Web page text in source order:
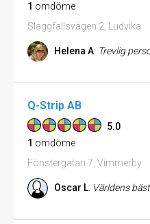
1 omdöme
Slaggfallsvägen 2, Ludvika
Helena A: Trevlig
Q-Strip AB
5.0
1 omdöme
Fönstergatan 7, Vimmerby
Oscar L: Världens